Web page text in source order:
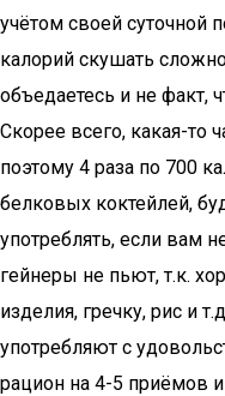
учётом своей суточной
калорий скушать
объедаетесь и не факт,
Скорее всего, какая-то
поэтому 4 раза по 700
белковых коктейлей,
употреблять, если вам
гейнеры не пьют, т.к.
изделия, гречку, рис и
употребляют с
рацион на 4-5 приёмов